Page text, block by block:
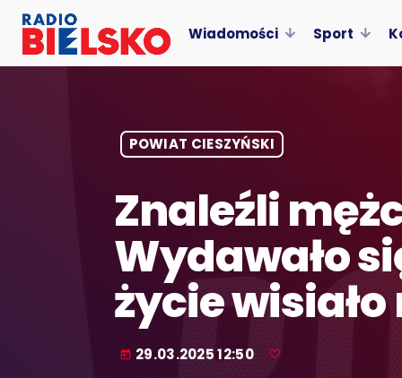
Wiadomości Sport
POWIAT CIESZYŃSKI
Znaleźli
Wydawało
życie wisiało
today 29.03.2025 12:50